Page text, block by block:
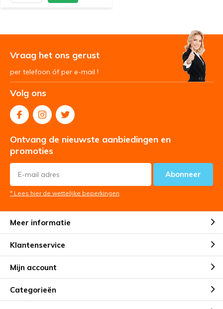
Vraag het ons gerust
per telefoon óf per e-mail !
Volg ons
Ontvang de nieuwste aanbiedingen en
promoties
Abonneer
* Lees hier de wettelijke beperkingen
Meer informatie
Klantenservice
Mijn account
Categorieën